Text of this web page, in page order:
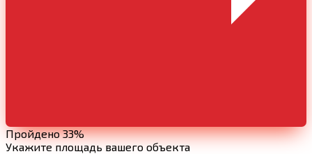
Пройдено 33%
Укажите площадь вашего объекта